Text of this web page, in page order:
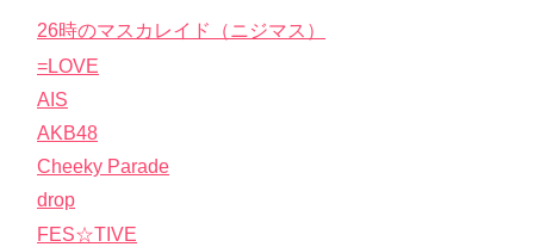
26時のマスカレイド（ニジマス）
=LOVE
AIS
AKB48
Cheeky Parade
drop
FES☆TIVE